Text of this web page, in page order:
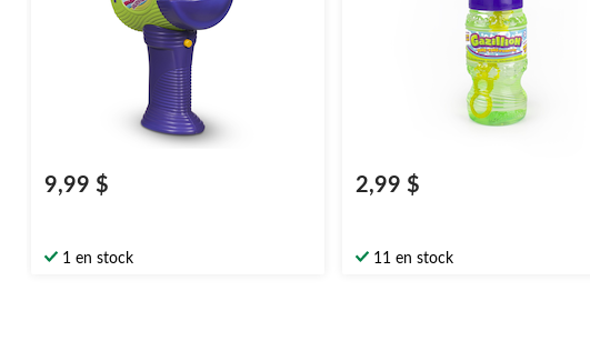
9,99 $
1 en stock
2,99 $
11 en stock